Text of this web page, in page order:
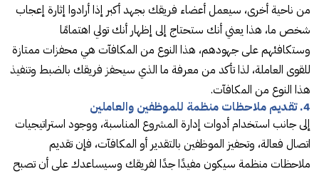
من ناحية أخرى، سيعمل أعضاء فريقك بجهد أكبر إذا أرادوا إثارة إعجاب
شخص ما، هذا يعني أنك ستحتاج إلى إظهار أنك تولي اهتمامًا
وستكافئهم على جهودهم، هذا النوع من المكافآت هي محفزات ممتازة
للقوى العاملة، لذا تأكد من معرفة ما الذي سيحفز فريقك بالضبط وتنفيذ
هذا النوع من المكافآت.
4. تقديم ملاحظات منظمة للموظفين والعاملين
إلى جانب استخدام أدوات إدارة المشروع المناسبة، ووجود استراتيجيات
اتصال فعالة، وتحفيز الموظفين بالتقدير أو المكافآت، فإن تقديم
ملاحظات منظمة سيكون مفيدًا جدًا لفريقك وسيساعدك على أن تصبح